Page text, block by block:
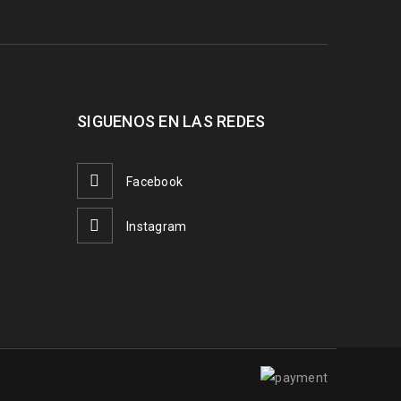
SIGUENOS EN LAS REDES
Facebook
Instagram